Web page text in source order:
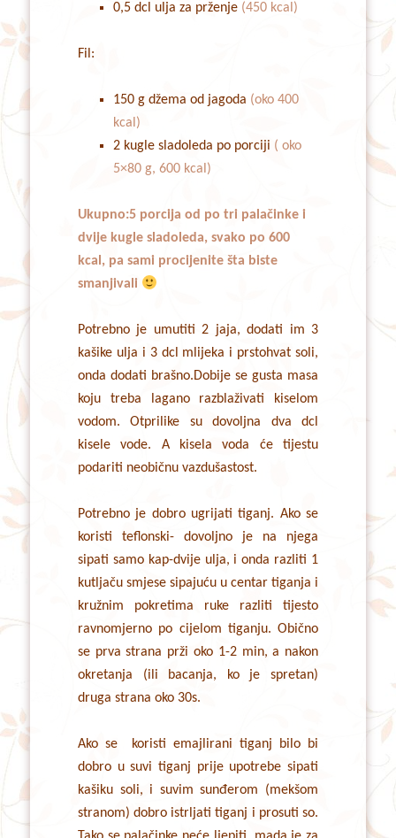
0,5 dcl ulja za prženje (450 kcal)
Fil:
150 g džema od jagoda (oko 400
kcal)
2 kugle sladoleda po porciji ( oko
5×80 g, 600 kcal)
Ukupno:5 porcija od po tri palačinke i
dvije kugle sladoleda, svako po 600
kcal, pa sami procijenite šta biste
smanjivali
Potrebno je umutiti 2 jaja, dodati im 3
kašike ulja i 3 dcl mlijeka i prstohvat soli,
onda dodati brašno.Dobije se gusta masa
koju treba lagano razblaživati kiselom
vodom. Otprilike su dovoljna dva dcl
kisele vode. A kisela voda će tijestu
podariti neobičnu vazdušastost.
Potrebno je dobro ugrijati tiganj. Ako se
koristi teflonski- dovoljno je na njega
sipati samo kap-dvije ulja, i onda razliti 1
kutljaču smjese sipajuću u centar tiganja i
kružnim pokretima ruke razliti tijesto
ravnomjerno po cijelom tiganju. Obično
se prva strana prži oko 1-2 min, a nakon
okretanja (ili bacanja, ko je spretan)
druga strana oko 30s.
Ako se koristi emajlirani tiganj bilo bi
dobro u suvi tiganj prije upotrebe sipati
kašiku soli, i suvim sunđerom (mekšom
stranom) dobro istrljati tiganj i prosuti so.